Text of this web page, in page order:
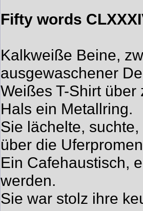
Fifty words
Kalkweiße Beine,
ausgewaschener
Weißes T-Shirt
Hals ein Metallring.
Sie lächelte,
über die
Ein Cafehaustisch,
werden.
Sie war stolz ihre